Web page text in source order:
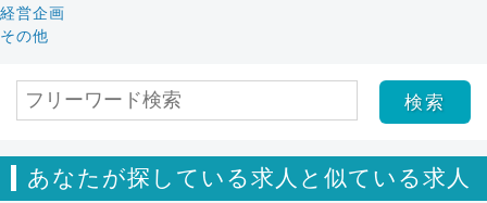
経営企画
その他
あなたが探している求人と似ている求人